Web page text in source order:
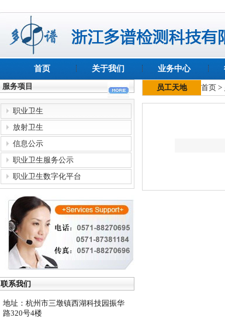
首页 关于我们 业务中心
服务项目
职业卫生
放射卫生
信息公示
职业卫生服务公示
职业卫生数字化平台
联系我们
地址：杭州市三墩镇西湖科技园振华
路320号4楼
员工天地 首页 >